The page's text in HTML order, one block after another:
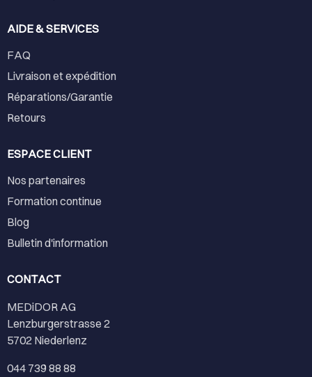
AIDE & SERVICES
FAQ
Livraison et expédition
Réparations/Garantie
Retours
ESPACE CLIENT
Nos partenaires
Formation continue
Blog
Bulletin d'information
CONTACT
MEDiDOR AG
Lenzburgerstrasse 2
5702 Niederlenz
044 739 88 88